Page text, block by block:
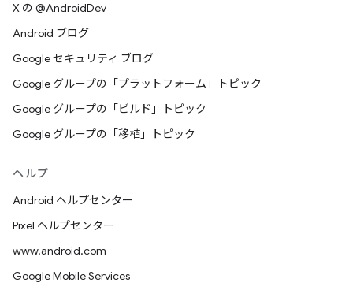
X の @AndroidDev
Android ブログ
Google セキュリティ ブログ
Google グループの「プラットフォーム」トピック
Google グループの「ビルド」トピック
Google グループの「移植」トピック
ヘルプ
Android ヘルプセンター
Pixel ヘルプセンター
www.android.com
Google Mobile Services